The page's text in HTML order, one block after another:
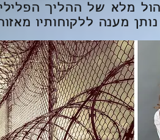
מלא של ההליך
מענה ללקוחותיו מאזור